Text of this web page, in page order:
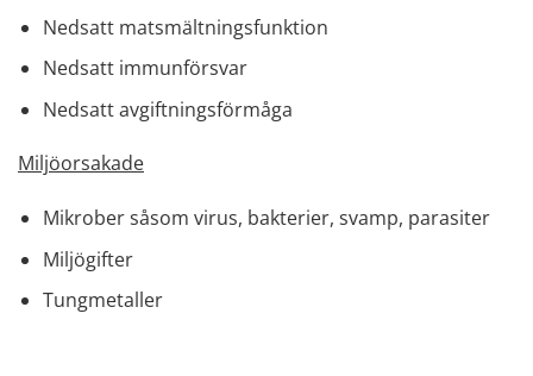
Nedsatt matsmältningsfunktion
Nedsatt immunförsvar
Nedsatt avgiftningsförmåga
Miljöorsakade
Mikrober såsom virus, bakterier, svamp, parasiter
Miljögifter
Tungmetaller